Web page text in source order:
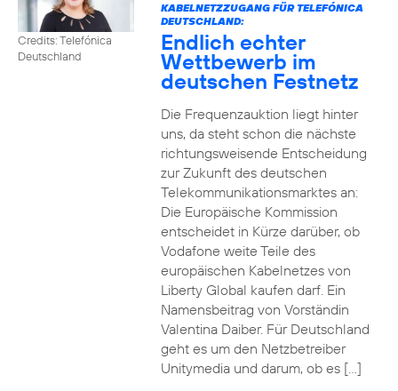
Credits: Telefónica
Deutschland
KABELNETZZUGANG FÜR TELEFÓNICA
DEUTSCHLAND:
Endlich echter
Wettbewerb im
deutschen Festnetz
Die Frequenzauktion liegt hinter
uns, da steht schon die nächste
richtungsweisende Entscheidung
zur Zukunft des deutschen
Telekommunikationsmarktes an:
Die Europäische Kommission
entscheidet in Kürze darüber, ob
Vodafone weite Teile des
europäischen Kabelnetzes von
Liberty Global kaufen darf. Ein
Namensbeitrag von Vorständin
Valentina Daiber. Für Deutschland
geht es um den Netzbetreiber
Unitymedia und darum, ob es […]